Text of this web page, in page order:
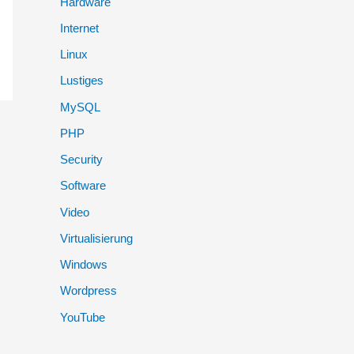
:
Internet
Linux
Lustiges
MySQL
PHP
Security
Software
Video
Virtualisierung
Windows
Wordpress
YouTube